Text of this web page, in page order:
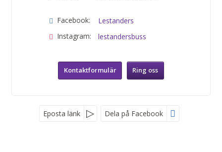
Facebook:
Lestanders
Instagram:
lestandersbuss
Kontaktformulär Ring oss
Eposta länk Dela på Facebook